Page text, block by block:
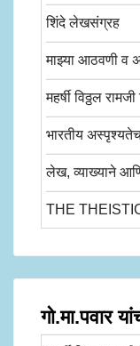
शिंदे लेखसंग्रह
माझ्या आठवणी व
महर्षी विठ्ठल
भारतीय
लेख, व्याख्याने
THE
गो.मा.पवार